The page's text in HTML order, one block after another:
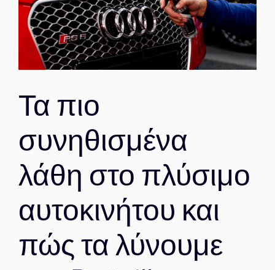
Τα πιο
συνηθισμένα
λάθη στο πλύσιμο
αυτοκινήτου και
πώς τα λύνουμε